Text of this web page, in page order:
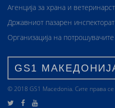
Агенција за храна и
Државниот пазарен инспекторат
Организација на
GS1
© 2018 GS1 Маcedonia. Сите права се